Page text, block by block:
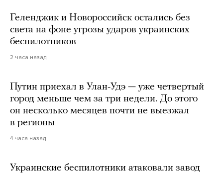
Геленджик и Новороссийск остались без
света на фоне угрозы ударов украинских
беспилотников
2 часа назад
Путин приехал в Улан-Удэ — уже четвертый
город меньше чем за три недели. До этого
он несколько месяцев почти не выезжал
в регионы
4 часа назад
Украинские беспилотники атаковали завод